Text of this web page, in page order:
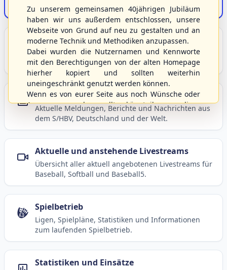
Der Onlineshop des S/HBV
Unser Sport
Grundlagen und Hintergründe zu Baseball, Softball
und Baseball5.
Berichte und Neuigkeiten
Aktuelle Meldungen, Berichte und Nachrichten aus
dem S/HBV, Deutschland und der Welt.
Aktuelle und anstehende Livestreams
Übersicht aller aktuell angebotenen Livestreams für
Baseball, Softball und Baseball5.
Spielbetrieb
Ligen, Spielpläne, Statistiken und Informationen
zum laufenden Spielbetrieb.
Statistiken und Einsätze
Zu unserem gemeinsamen 40jährigen Jubiläum
haben wir uns außerdem entschlossen, unsere
Webseite von Grund auf neu zu gestalten und an
moderne Technik und Methodiken anzupassen.
Dabei wurden die Nutzernamen und Kennworte
mit den Berechtigungen von der alten Homepage
hierher kopiert und sollten weiterhin
uneingeschränkt genutzt werden können.
Wenn es von eurer Seite aus noch Wünsche oder
Anregungen geben sollte, könnt ihr uns diese
gerne an die Verbandsadresseinfo@shbvnet.de